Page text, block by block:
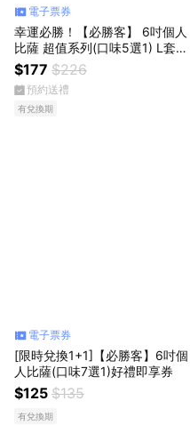
電子票券
幸運必勝！【必勝客】 6吋個人
比薩 超值系列(口味5選1) L套餐
好禮即享券
$177 $226
預約送禮
有兌換期
電子票券
[限時兌換1+1]【必勝客】6吋個
人比薩(口味7選1)好禮即享券
$125 $135
有兌換期